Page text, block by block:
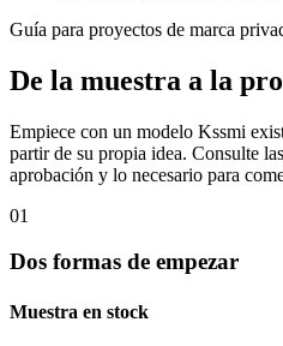
Guía para proyectos de marca
De la muestra a la
Empiece con un modelo Kssmi
partir de su propia idea. Consulte
aprobación y lo necesario para
01
Dos formas de empezar
Muestra en stock